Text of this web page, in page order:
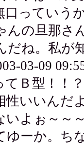
口っていう
んの旦那さ
だね。私が
03-09
てＢ型！！
性いいんだ
いよぉ～～
ゆーか。ち